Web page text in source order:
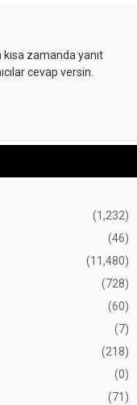
zamanda yanıt
cevap versin.
(1,232)
(46)
(11,480)
(728)
(60)
(7)
(218)
(0)
(71)